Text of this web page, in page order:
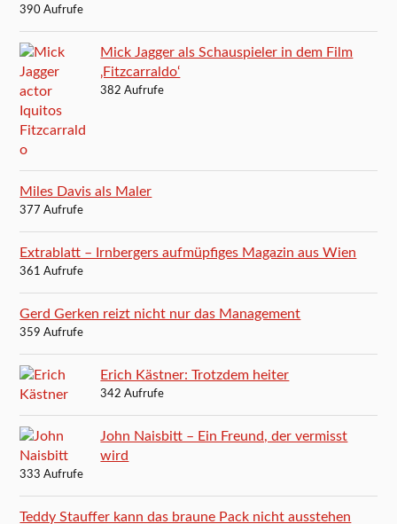
390 Aufrufe
Mick Jagger als Schauspieler in dem Film
‚Fitzcarraldo‘
382 Aufrufe
Miles Davis als Maler
377 Aufrufe
Extrablatt – Irnbergers aufmüpfiges Magazin aus Wien
361 Aufrufe
Gerd Gerken reizt nicht nur das Management
359 Aufrufe
Erich Kästner: Trotzdem heiter
342 Aufrufe
John Naisbitt – Ein Freund, der vermisst
wird
333 Aufrufe
Teddy Stauffer kann das braune Pack nicht ausstehen